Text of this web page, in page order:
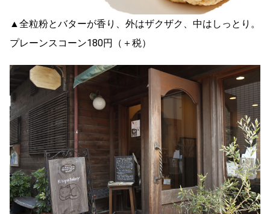
▲全粒粉とバターが香り、外はザクザク、中はしっとり。
プレーンスコーン180円（＋税）